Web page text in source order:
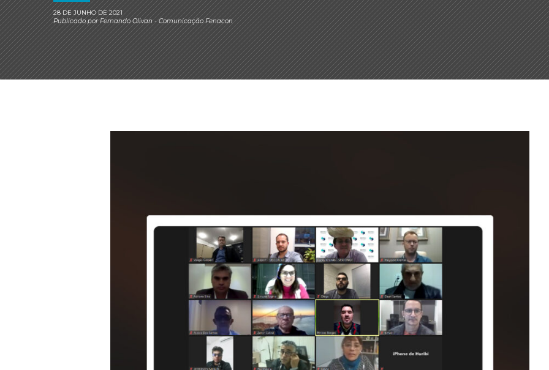
28 DE JUNHO DE 2021
Publicado porFernando Olivan- Comunicação Fenacon